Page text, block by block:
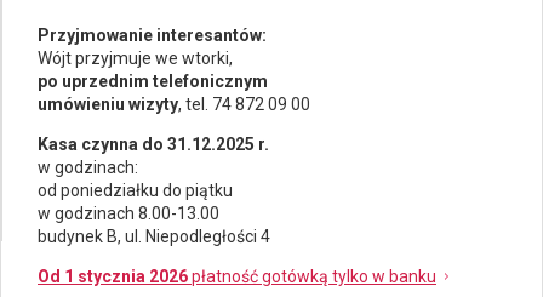
Przyjmowanie interesantów:
Wójt przyjmuje we wtorki,
po uprzednim telefonicznym
umówieniu wizyty, tel. 74 872 09 00
Kasa czynna do 31.12.2025 r.
w godzinach:
od poniedziałku do piątku
w godzinach 8.00-13.00
budynek B, ul. Niepodległości 4
Od 1 stycznia 2026płatność gotówką tylko w banku